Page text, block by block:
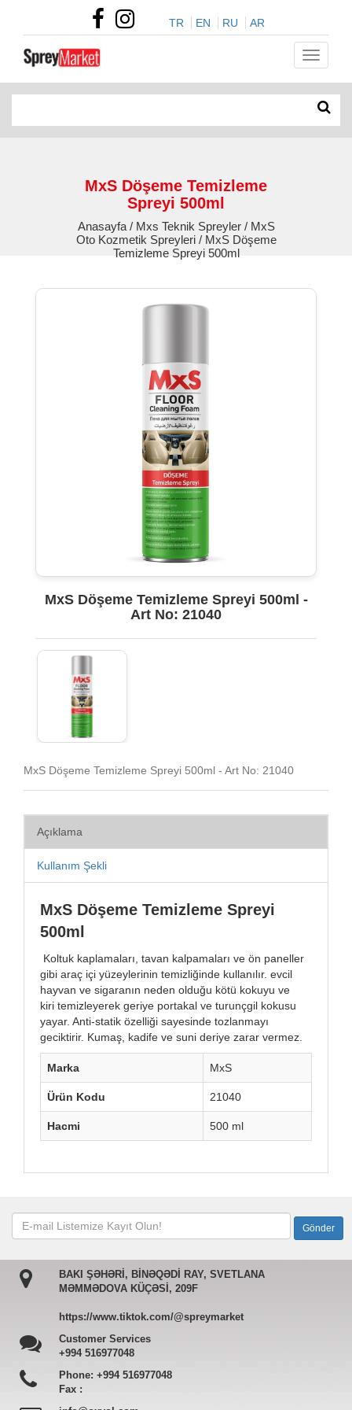
TR EN RU AR
MxS Döşeme Temizleme
Spreyi 500ml
Anasayfa / Mxs Teknik Spreyler / MxS
Oto Kozmetik Spreyleri / MxS Döşeme
Temizleme Spreyi 500ml
MxS Döşeme Temizleme Spreyi 500ml -
Art No: 21040
MxS Döşeme Temizleme Spreyi 500ml - Art No: 21040
Açıklama
Kullanım Şekli
MxS Döşeme Temizleme Spreyi
500ml
Koltuk kaplamaları, tavan kalpamaları ve ön paneller
gibi araç içi yüzeylerinin temizliğinde kullanılır. evcil
hayvan ve sigaranın neden olduğu kötü kokuyu ve
kiri temizleyerek geriye portakal ve turunçgil kokusu
yayar. Anti-statik özelliği sayesinde tozlanmayı
geciktirir. Kumaş, kadife ve suni deriye zarar vermez.
Marka MxS
Ürün Kodu 21040
Hacmi 500 ml
BAKI ŞƏHƏRİ, BİNƏQƏDİ RAY, SVETLANA
MƏMMƏDOVA KÜÇƏSİ, 209F
https://www.tiktok.com/@spreymarket
Customer Services
+994 516977048
Phone: +994 516977048
Fax :